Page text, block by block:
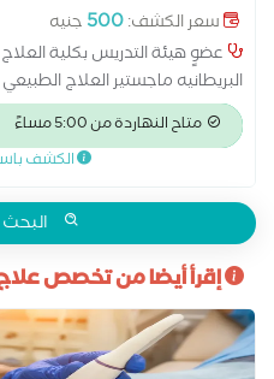
سعر الكشف:500 جنيه
عضوٍ هيئة التدريس بكلية
البريطانيه ماجستير العلاج
القاهره صاحب اول سلسله عيادات
آلام الوجه والفكين والعمود
بمستشفي عقبه بن نافع سابقا
سابقا طبيب الفريق الأول لكره
لفريق التنس الأرضي لنادي
للتنس الأرضي
مصطفي كامل للقوات المسلحه
متاح النهاردة من 5:00 مساءً
الكشف
إقرأ أيضا من تخصص